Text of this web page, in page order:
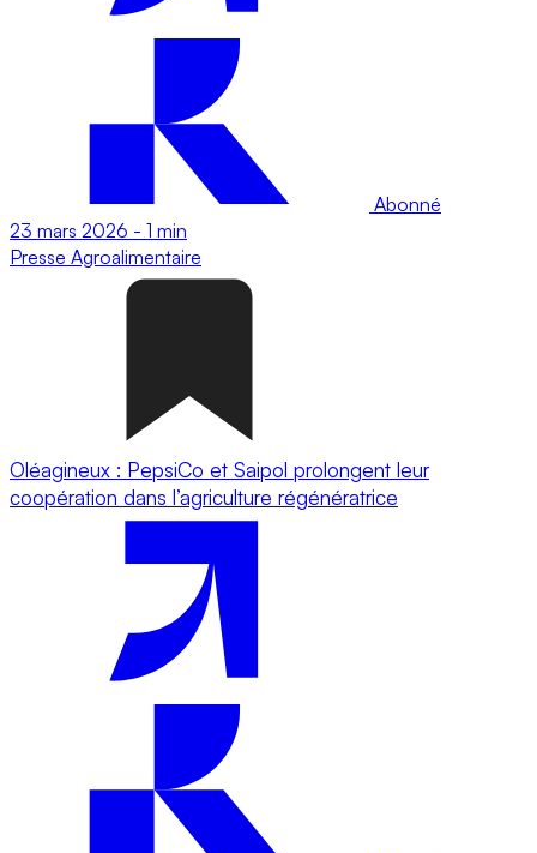
Abonné
23 mars 2026 - 1 min
Presse Agroalimentaire
Oléagineux : PepsiCo et Saipol prolongent leur
coopération dans l’agriculture régénératrice